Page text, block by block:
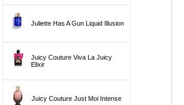
Juliette Has A Gun Liquid Illusion
Juicy Couture Viva La Juicy
Elixir
Juicy Couture Just Moi Intense